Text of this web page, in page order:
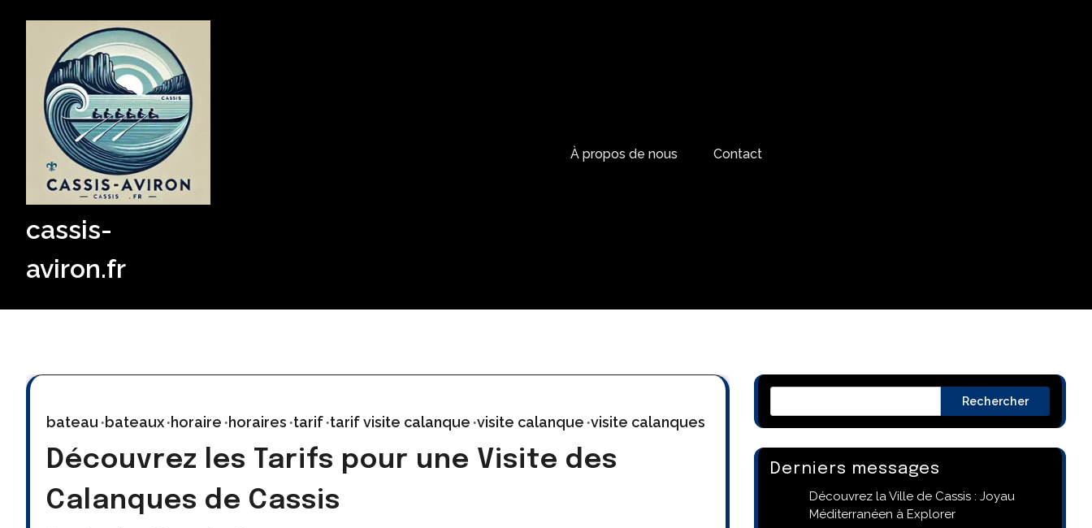
cassis-
aviron.fr
À propos de nous Contact
bateau bateaux horaire horaires tarif tarif visite calanque visite calanque visite calanques
Découvrez les Tarifs pour une Visite des
Calanques de Cassis
Rechercher
Derniers messages
Découvrez la Ville de Cassis : Joyau
Méditerranéen à Explorer